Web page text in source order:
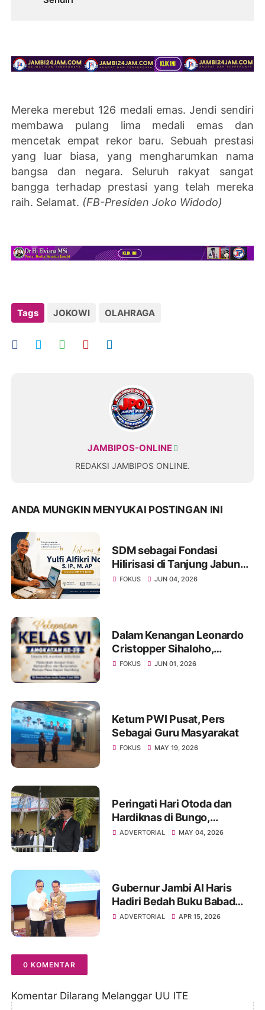
Mereka merebut 126 medali emas. Jendi sendiri
membawa pulang lima medali emas dan
mencetak empat rekor baru. Sebuah prestasi
yang luar biasa, yang mengharumkan nama
bangsa dan negara. Seluruh rakyat sangat
bangga terhadap prestasi yang telah mereka
raih. Selamat. (FB-Presiden Joko Widodo)
Tags JOKOWI OLAHRAGA
JAMBIPOS-ONLINE
REDAKSI JAMBIPOS ONLINE.
ANDA MUNGKIN MENYUKAI POSTINGAN INI
SDM sebagai Fondasi
Hilirisasi di Tanjung Jabung
Barat dan Tanjung Jabung
FOKUS JUN 04, 2026
Dalam Kenangan Leonardo
Cristopper Sihaloho,
Sahabat yang Tetap Hadir di
FOKUS JUN 01, 2026
Ketum PWI Pusat, Pers
Sebagai Guru Masyarakat
FOKUS MAY 19, 2026
Peringati Hari Otoda dan
Hardiknas di Bungo,
Gubernur Jambi Al Haris
ADVERTORIAL MAY 04, 2026
Gubernur Jambi Al Haris
Hadiri Bedah Buku Babad
Alas, Karya Autobiografi-
ADVERTORIAL APR 15, 2026
0 KOMENTAR
Komentar Dilarang Melanggar UU ITE